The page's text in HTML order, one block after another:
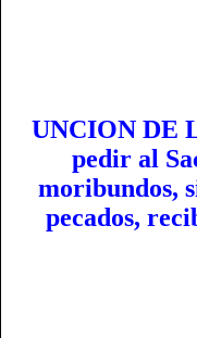
UNCION DE
pedir al
moribundos,
pecados,